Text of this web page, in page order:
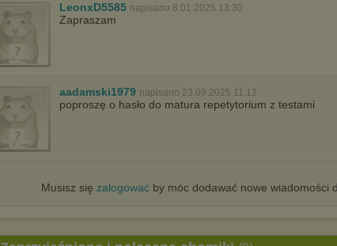
LeonxD5585 napisano 8.01.2025 13:30
Zapraszam
aadamski1979 napisano 23.09.2025 11:12
poproszę o hasło do matura repetytorium z testami
Musisz się zalogowaćby móc dodawać nowe wiadomości